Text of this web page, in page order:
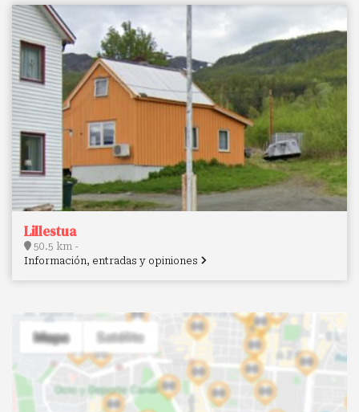
Lillestua
50.5 km -
Información, entradas y opiniones